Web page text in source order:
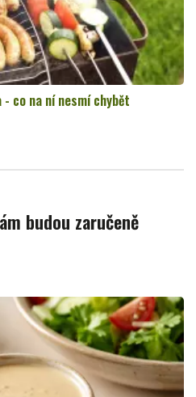
co na ní nesmí chybět
budou zaručeně